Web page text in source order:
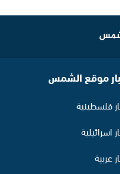
موقع الشمس
فلسطينية
اسرائيلية
عربية